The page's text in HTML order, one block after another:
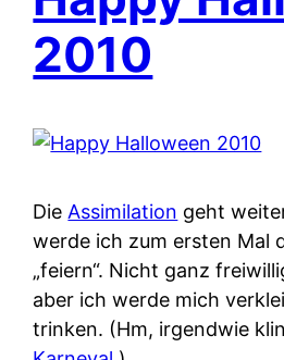
2010
Die Assimilation geht
werde ich zum ersten Mal
„feiern“. Nicht ganz
aber ich werde mich
trinken. (Hm, irgendwie